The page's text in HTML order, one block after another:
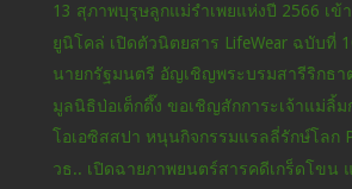
13 สุภาพบุรุษลูกแม่รำเพยแห่งปี 2566 เข้
ยูนิโคล่ เปิดตัวนิตยสาร LifeWear ฉบับที่
นายกรัฐมนตรี อัญเชิญพระบรมสารีริกธา
มูลนิธิป่อเต็กตึ๊ง ขอเชิญสักการะเจ้าแม่ลิ้ม
โอเอซิสสปา หนุนกิจกรรมแรลลี่รักษ์โลก
วธ.. เปิดฉายภาพยนตร์สารคดีเกร็ดโขน